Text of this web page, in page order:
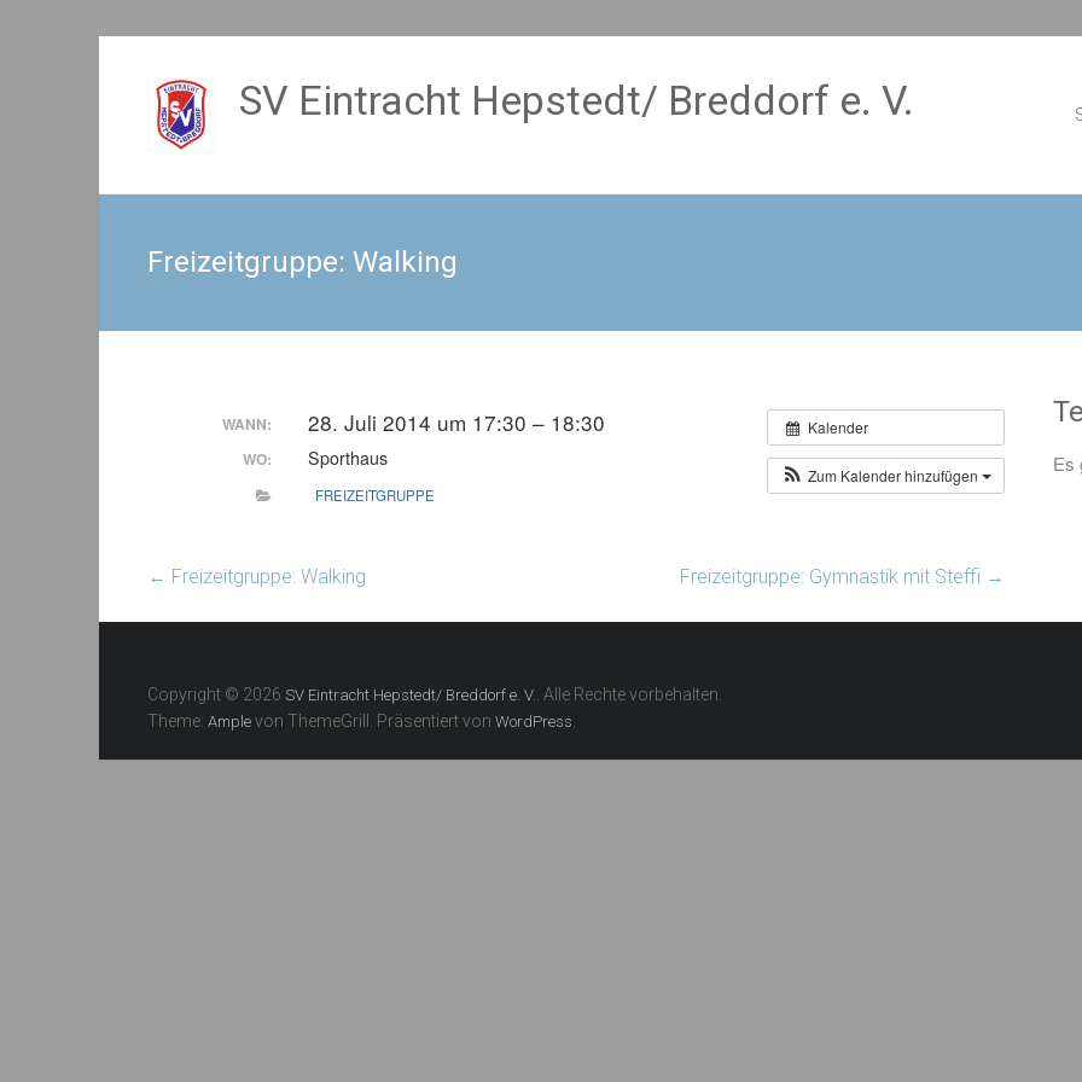
springen
SV Eintracht Hepstedt/ Breddorf e. V.
Freizeitgruppe: Walking
Kalender
Zum Kalender hinzufügen
WANN: 28. Juli 2014 um 17:30 – 18:30
WO: Sporthaus
FREIZEITGRUPPE
← Freizeitgruppe: Walking Freizeitgruppe: Gymnastik mit Steffi →
Es
Copyright © 2026 SV Eintracht Hepstedt/ Breddorf e. V. . Alle Rechte vorbehalten.
Theme: Ample von ThemeGrill. Präsentiert von WordPress